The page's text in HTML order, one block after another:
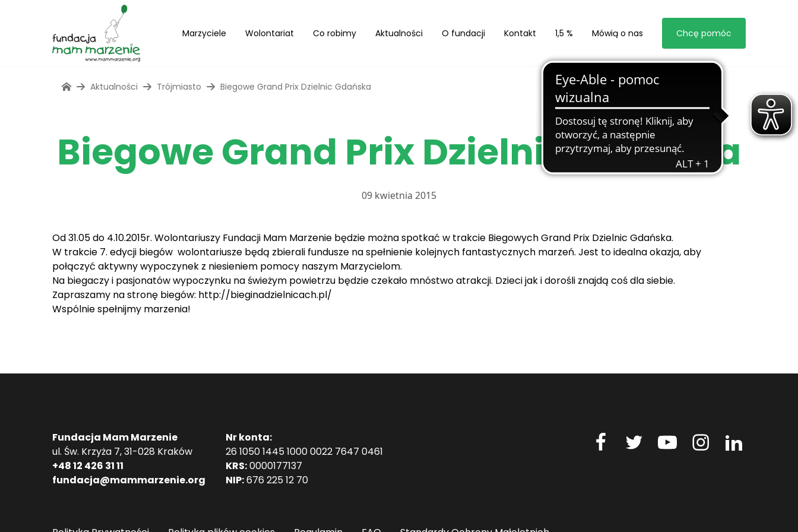
Marzyciele Wolontariat Co robimy Aktualności O fundacji Kontakt 1,5 % Mówią o nas Chcę pomóc
Aktualności Trójmiasto Biegowe Grand Prix Dzielnic Gdańska
Biegowe Grand Prix Dzielnic Gdańska
09 kwietnia 2015
Od 31.05 do 4.10.2015r. Wolontariuszy Fundacji Mam Marzenie będzie można spotkać w trakcie Biegowych Grand Prix Dzielnic Gdańska.
W trakcie 7. edycji biegów wolontariusze będą zbierali fundusze na spełnienie kolejnych fantastycznych marzeń. Jest to idealna okazja, aby
połączyć aktywny wypoczynek z niesieniem pomocy naszym Marzycielom.
Na biegaczy i pasjonatów wypoczynku na świeżym powietrzu będzie czekało mnóstwo atrakcji. Dzieci jak i dorośli znajdą coś dla siebie.
Zapraszamy na stronę biegów: http://bieginadzielnicach.pl/
Wspólnie spełnijmy marzenia!
Fundacja Mam Marzenie
ul. Św. Krzyża 7, 31-028 Kraków
+48 12 426 31 11
fundacja@mammarzenie.org
Nr konta:
26 1050 1445 1000 0022 7647 0461
KRS:0000177137
NIP:676 225 12 70